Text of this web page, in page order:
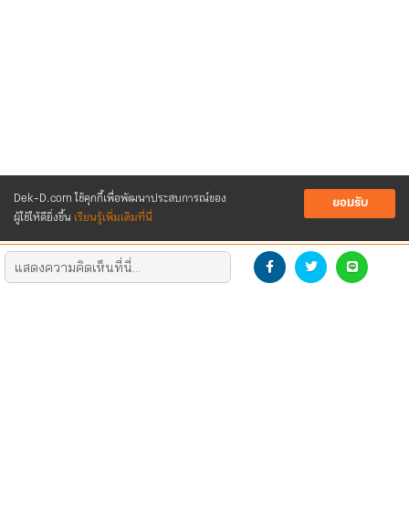
Dek-D.com ใช้คุกกี้เพื่อพัฒนาประสบการณ์ของ
ผู้ใช้ให้ดียิ่งขึ้น เรียนรู้เพิ่มเติมที่นี่
ยอมรับ